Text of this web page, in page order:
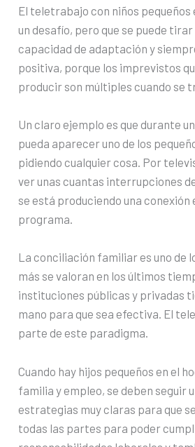
El teletrabajo con niños pequeños
un desafío, pero que se puede
capacidad de adaptación y
positiva, porque los imprevistos
producir son múltiples cuando se
Un claro ejemplo es que durante
pueda aparecer uno de los
pidiendo cualquier cosa. Por
ver unas cuantas interrupciones
se está produciendo una conexión
programa.
La conciliación familiar es uno de
más se valoran en los últimos
instituciones públicas y privadas
mano para que sea efectiva. El
parte de este paradigma.
Cuando hay hijos pequeños en el
familia y empleo, se deben seguir
estrategias muy claras para que
todas las partes para poder